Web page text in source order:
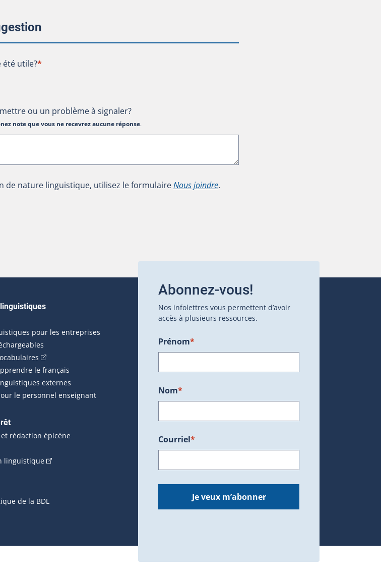
été utile?
été utile?*
ou un problème à signaler?
note que vous ne recevrez aucune réponse.
de nature linguistique, utilisez le formulaireNous joindre.
dans une nouvelle fenêtre.)
dans une nouvelle fenêtre.)
fenêtre.)
nouvelle fenêtre.)
fenêtre.)
pour les entreprises
(Cet hyperlien externe s'ouvrira dans une nouvelle fenêtre.)
le français
externes
le personnel enseignant
rédaction épicène
linguistique(Cet hyperlien externe s'ouvrira dans une nouvelle fenêtre.)
de la BDL
Abonnez-vous!
Nos infolettres vous permettent d’avoir
accès à plusieurs ressources.
Prénom*
Nom*
Courriel*
Je veux m’abonner